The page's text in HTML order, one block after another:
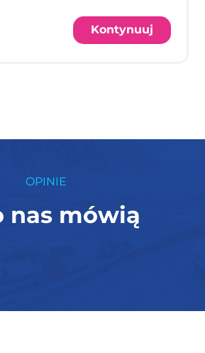
Kontynuuj
OPINIE
nas mówią